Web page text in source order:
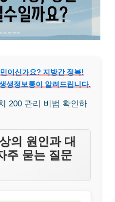
이신가요? 지방간 정복!
생정보통이 알려드립니다.
200 관리 비법 확인하
의 원인과 대
주 묻는 질문